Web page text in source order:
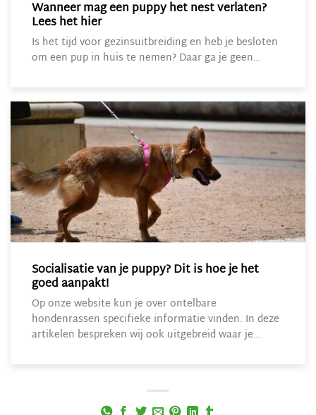
Wanneer mag een puppy het nest verlaten?
Lees het hier
Is het tijd voor gezinsuitbreiding en heb je besloten
om een pup in huis te nemen? Daar ga je geen…
Socialisatie van je puppy? Dit is hoe je het
goed aanpakt!
Op onze website kun je over ontelbare
hondenrassen specifieke informatie vinden. In deze
artikelen bespreken wij ook uitgebreid waar je…